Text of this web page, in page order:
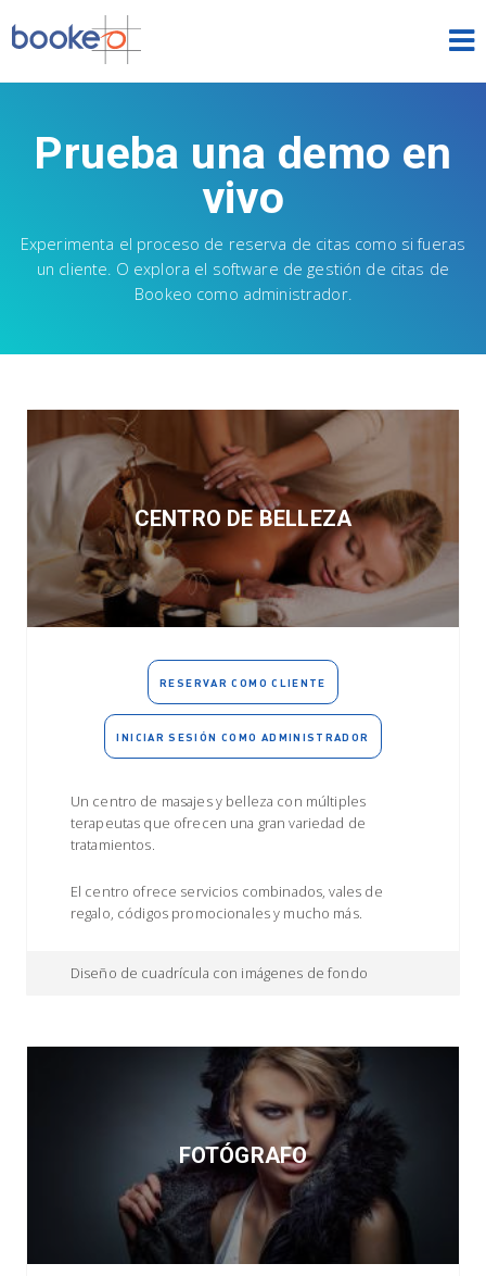
INICIO
TEMAS
INICIAR SESIÓN
Prueba una demo en
vivo
Experimenta el proceso de reserva de citas como si fueras
un cliente. O explora el software de gestión de citas de
Bookeo como administrador.
CENTRO DE BELLEZA
RESERVAR COMO CLIENTE
INICIAR SESIÓN COMO ADMINISTRADOR
Un centro de masajes y belleza con múltiples
terapeutas que ofrecen una gran variedad de
tratamientos.
El centro ofrece servicios combinados, vales de
regalo, códigos promocionales y mucho más.
Diseño de cuadrícula con imágenes de fondo
FOTÓGRAFO